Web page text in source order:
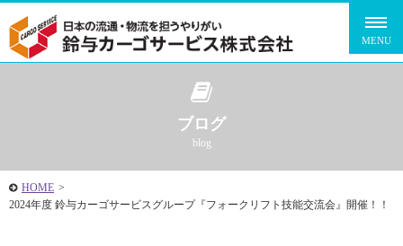
ブログ
blog
HOME >
2024年度 鈴与カーゴサービスグループ『フォークリフト技能交流会』開催！！